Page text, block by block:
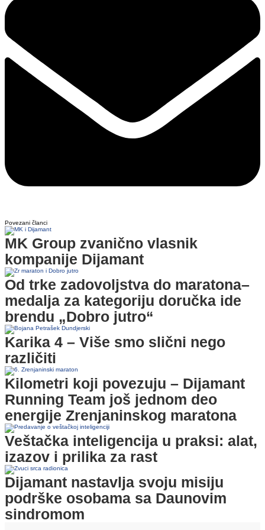
Povezani članci
MK Group zvanično vlasnik
kompanije Dijamant
Od trke zadovoljstva do maratona–
medalja za kategoriju doručka ide
brendu „Dobro jutro“
Karika 4 – Više smo slični nego
različiti
Kilometri koji povezuju – Dijamant
Running Team još jednom deo
energije Zrenjaninskog maratona
Veštačka inteligencija u praksi: alat,
izazov i prilika za rast
Dijamant nastavlja svoju misiju
podrške osobama sa Daunovim
sindromom